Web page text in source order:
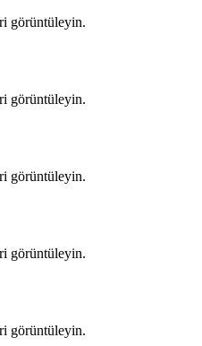
görüntüleyin.
görüntüleyin.
görüntüleyin.
görüntüleyin.
görüntüleyin.